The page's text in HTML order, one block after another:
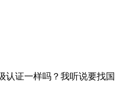
认证一样吗？我听说要找国